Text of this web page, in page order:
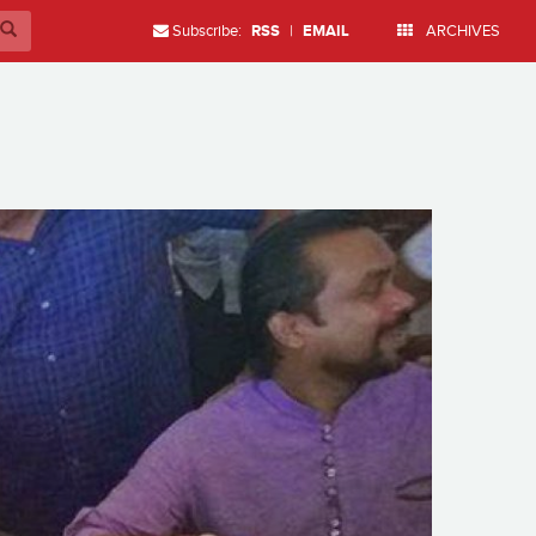
Subscribe: RSS | EMAIL ARCHIVES